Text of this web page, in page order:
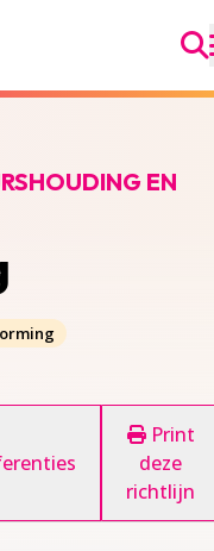
EN
Print
deze
richtlijn